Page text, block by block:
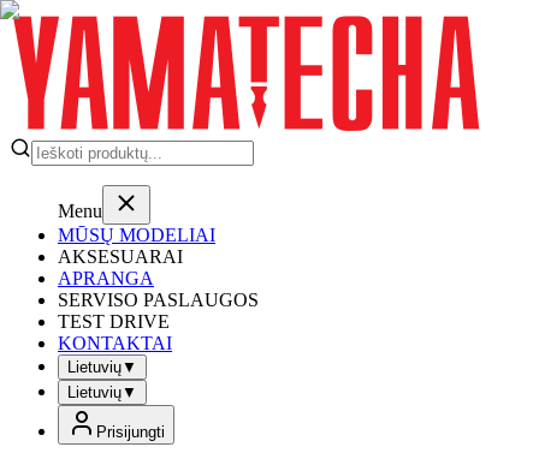
Menu
MŪSŲ MODELIAI
AKSESUARAI
APRANGA
SERVISO PASLAUGOS
TEST DRIVE
KONTAKTAI
Lietuvių▼
Lietuvių▼
Prisijungti